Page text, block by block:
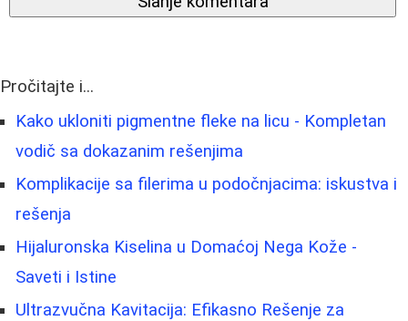
Pročitajte i...
Kako ukloniti pigmentne fleke na licu - Kompletan
vodič sa dokazanim rešenjima
Komplikacije sa filerima u podočnjacima: iskustva i
rešenja
Hijaluronska Kiselina u Domaćoj Nega Kože -
Saveti i Istine
Ultrazvučna Kavitacija: Efikasno Rešenje za